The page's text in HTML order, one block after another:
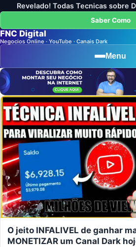
Revelado! Todas Tecnicas sobre
Saber Como
FNC Digital
Negocios Online · YouTube · Canais Dark
Menu
O jeito INFALIVEL de ganhar
MONETIZAR um Canal Dark